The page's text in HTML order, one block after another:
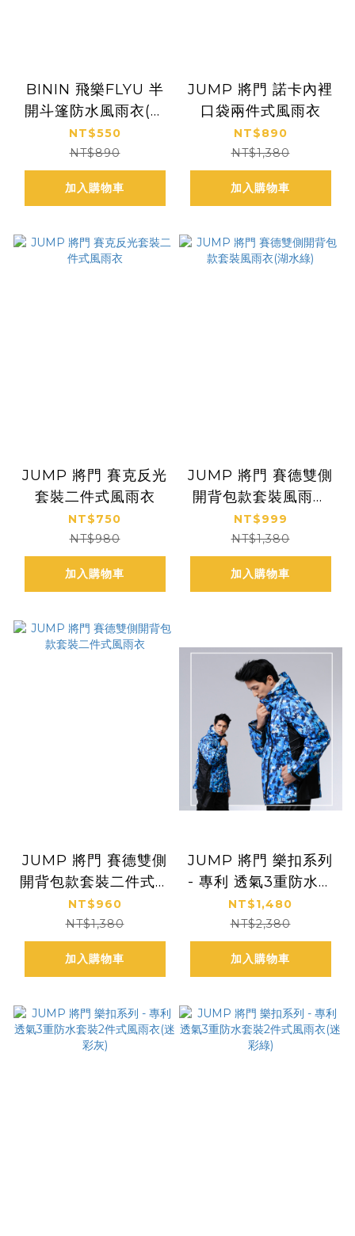
BININ 飛樂FLYU 半
開斗篷防水風雨衣(可
搭配雨褲) 通勤逛街 登
山健行
NT$550
NT$890
加入購物車
JUMP 將門 諾卡內裡
口袋兩件式風雨衣
NT$890
NT$1,380
加入購物車
JUMP 將門 賽克反光
套裝二件式風雨衣
NT$750
NT$980
加入購物車
JUMP 將門 賽德雙側
開背包款套裝風雨衣
(湖水綠)
NT$999
NT$1,380
加入購物車
JUMP 將門 賽德雙側
開背包款套裝二件式風
雨衣
NT$960
NT$1,380
加入購物車
JUMP 將門 樂扣系列
- 專利 透氣3重防水套
裝2件式風雨衣(迷彩
藍)
NT$1,480
NT$2,380
加入購物車